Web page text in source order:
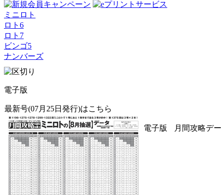
ミニロト
ロト6
ロト7
ビンゴ5
ナンバーズ
電子版
最新号(07月25日発行)はこちら
電子版 月間攻略デ